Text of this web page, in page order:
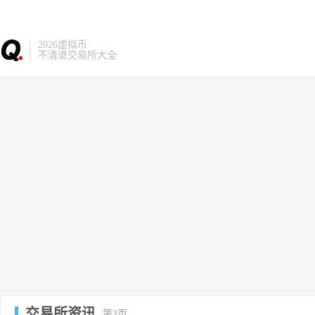
2026虚拟币
不清退交易所大全